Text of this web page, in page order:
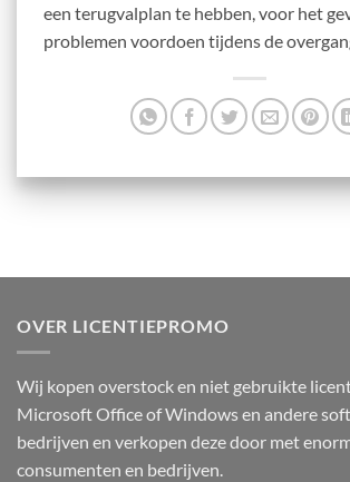
een terugvalplan te hebben, voor het
problemen voordoen tijdens de
OVER LICENTIEPROMO
Wij kopen overstock en niet gebruikte
Microsoft Office of Windows en andere
bedrijven en verkopen deze door met
consumenten en bedrijven.